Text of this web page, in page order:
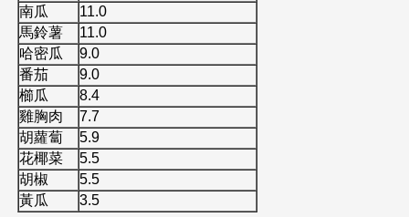
南瓜
11.0
馬鈴薯
11.0
哈密瓜
9.0
番茄
9.0
櫛瓜
8.4
雞胸肉
7.7
胡蘿蔔
5.9
花椰菜
5.5
胡椒
5.5
黃瓜
3.5